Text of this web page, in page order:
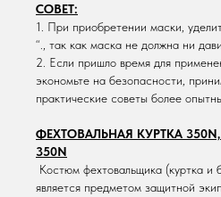
СОВЕТ:
1. При приобретении маски,
“., так как маска не должна ни
2. Если пришло время для
экономьте на безопасности,
практические советы более
ФЕХТОВАЛЬНАЯ КУРТКА
350N
Костюм фехтовальщика (куртка и
является предметом защитной